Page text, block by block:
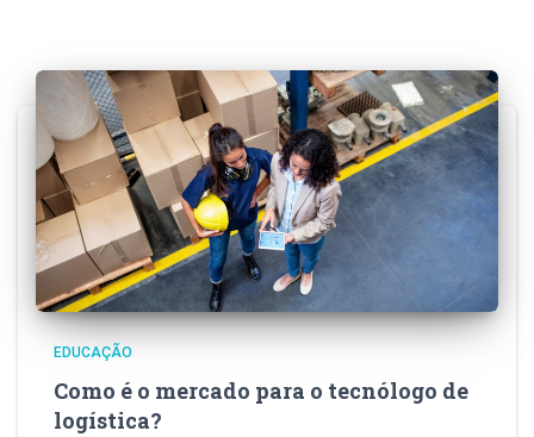
EDUCAÇÃO
Como é o mercado para o tecnólogo de
logística?